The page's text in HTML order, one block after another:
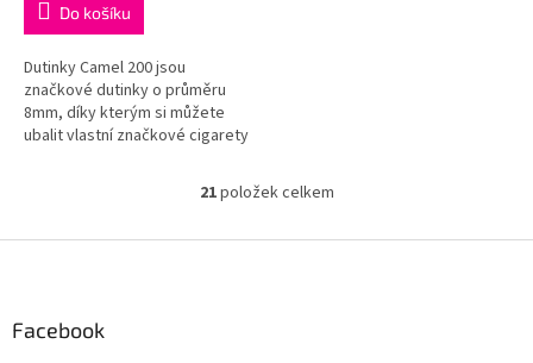
Do košíku
Dutinky Camel 200 jsou
značkové dutinky o průměru
8mm, díky kterým si můžete
ubalit vlastní značkové cigarety
O
l
21položek celkem
Facebook